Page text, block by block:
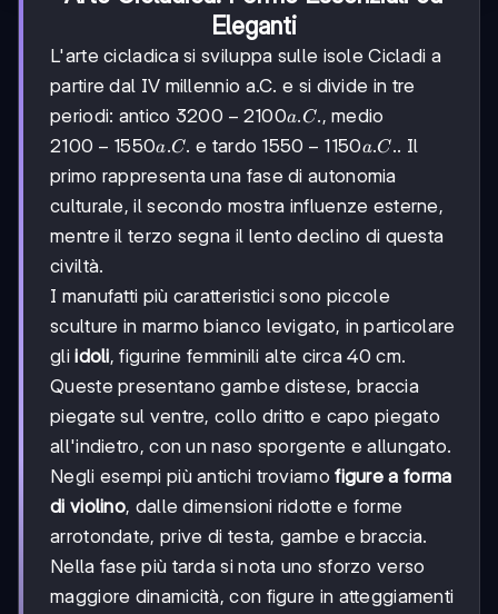
Eleganti
L'arte cicladica si sviluppa sulle isole Cicladi a
partire dal IV millennio a.C. e si divide in tre
periodi: antico 3200
-2100
a.C.
3200 − 2100a.C., medio
2100-
1550
a.C.
2100 − 1550a.C. e tardo 1550-
1150
a.C.
1550 − 1150a.C.. Il
primo rappresenta una fase di autonomia
culturale, il secondo mostra influenze esterne,
mentre il terzo segna il lento declino di questa
civiltà.
I manufatti più caratteristici sono piccole
sculture in marmo bianco levigato, in particolare
gliidoli, figurine femminili alte circa 40 cm.
Queste presentano gambe distese, braccia
piegate sul ventre, collo dritto e capo piegato
all'indietro, con un naso sporgente e allungato.
Negli esempi più antichi troviamofigure a forma
di violino, dalle dimensioni ridotte e forme
arrotondate, prive di testa, gambe e braccia.
Nella fase più tarda si nota uno sforzo verso
maggiore dinamicità, con figure in atteggiamenti